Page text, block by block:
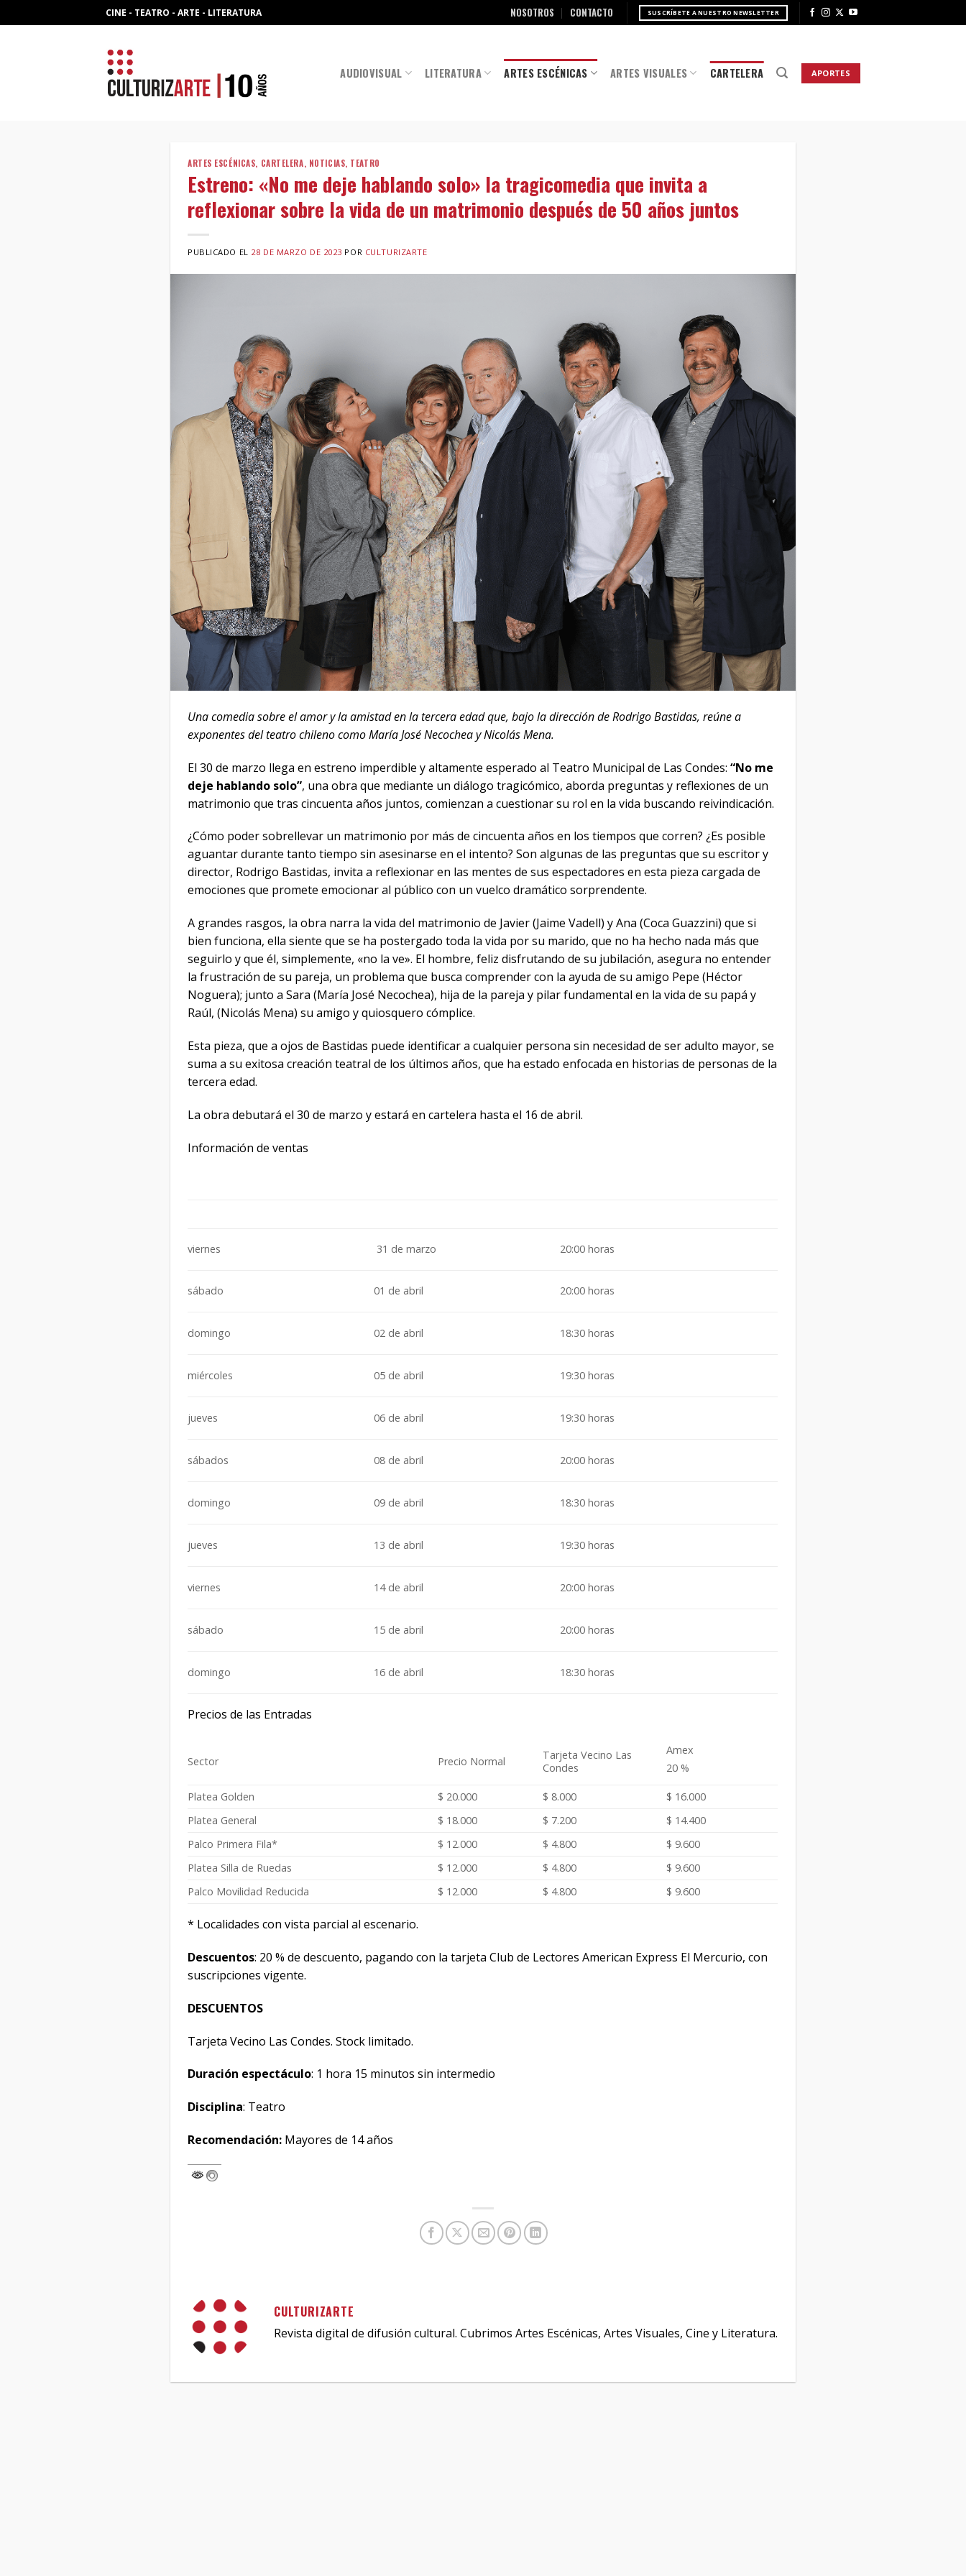
to
CINE - TEATRO - ARTE - LITERATURA NOSOTROS CONTACTO SUSCRÍBETE A NUESTRO NEWSLETTER
AUDIOVISUAL LITERATURA ARTES ESCÉNICAS ARTES VISUALES CARTELERA APORTES
ARTES ESCÉNICAS, CARTELERA, NOTICIAS, TEATRO
Estreno: «No me deje hablando solo» la tragicomedia que invita a
reflexionar sobre la vida de un matrimonio después de 50 años juntos
PUBLICADO EL 28 DE MARZO DE 2023 POR CULTURIZARTE
Una comedia sobre el amor y la amistad en la tercera edad que, bajo la dirección de Rodrigo Bastidas, reúne a
exponentes del teatro chileno como María José Necochea y Nicolás Mena.
El 30 de marzo llega en estreno imperdible y altamente esperado al Teatro Municipal de Las Condes: “No me
deje hablando solo”, una obra que mediante un diálogo tragicómico, aborda preguntas y reflexiones de un
matrimonio que tras cincuenta años juntos, comienzan a cuestionar su rol en la vida buscando reivindicación.
¿Cómo poder sobrellevar un matrimonio por más de cincuenta años en los tiempos que corren? ¿Es posible
aguantar durante tanto tiempo sin asesinarse en el intento? Son algunas de las preguntas que su escritor y
director, Rodrigo Bastidas, invita a reflexionar en las mentes de sus espectadores en esta pieza cargada de
emociones que promete emocionar al público con un vuelco dramático sorprendente.
A grandes rasgos, la obra narra la vida del matrimonio de Javier (Jaime Vadell) y Ana (Coca Guazzini) que si
bien funciona, ella siente que se ha postergado toda la vida por su marido, que no ha hecho nada más que
seguirlo y que él, simplemente, «no la ve». El hombre, feliz disfrutando de su jubilación, asegura no entender
la frustración de su pareja, un problema que busca comprender con la ayuda de su amigo Pepe (Héctor
Noguera); junto a Sara (María José Necochea), hija de la pareja y pilar fundamental en la vida de su papá y
Raúl, (Nicolás Mena) su amigo y quiosquero cómplice.
Esta pieza, que a ojos de Bastidas puede identificar a cualquier persona sin necesidad de ser adulto mayor, se
suma a su exitosa creación teatral de los últimos años, que ha estado enfocada en historias de personas de la
tercera edad.
La obra debutará el 30 de marzo y estará en cartelera hasta el 16 de abril.
Información de ventas
viernes 31 de marzo 20:00 horas
sábado 01 de abril 20:00 horas
domingo 02 de abril 18:30 horas
miércoles 05 de abril 19:30 horas
jueves 06 de abril 19:30 horas
sábados 08 de abril 20:00 horas
domingo 09 de abril 18:30 horas
jueves 13 de abril 19:30 horas
viernes 14 de abril 20:00 horas
sábado 15 de abril 20:00 horas
domingo 16 de abril 18:30 horas
Precios de las Entradas
Sector Precio Normal
Tarjeta Vecino Las
Condes
Amex
20 %
Platea Golden $ 20.000 $ 8.000
$ 16.000
Platea General
$ 18.000 $ 7.200
$ 14.400
Palco Primera Fila*
$ 12.000 $ 4.800
$ 9.600
Platea Silla de Ruedas
$ 12.000 $ 4.800
$ 9.600
Palco Movilidad Reducida
$ 12.000 $ 4.800 $ 9.600
* Localidades con vista parcial al escenario.
Descuentos: 20 % de descuento, pagando con la tarjeta Club de Lectores American Express El Mercurio, con
suscripciones vigente.
DESCUENTOS
Tarjeta Vecino Las Condes. Stock limitado.
Duración espectáculo: 1 hora 15 minutos sin intermedio
Disciplina: Teatro
Recomendación: Mayores de 14 años
CULTURIZARTE
Revista digital de difusión cultural. Cubrimos Artes Escénicas, Artes Visuales, Cine y Literatura.